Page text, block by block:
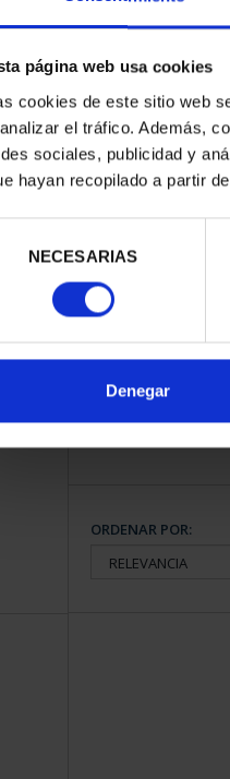
página web usa cookies
cookies de este sitio web
el tráfico. Además,
sociales, publicidad y
hayan recopilado a partir
NECESARIAS
Denegar
CIUDADES
73,00
ORDENAR POR: